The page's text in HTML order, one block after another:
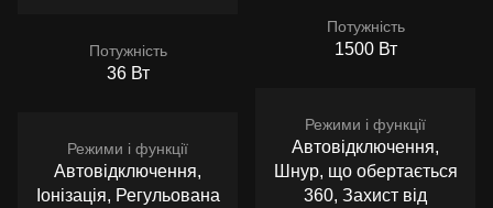
Потужність
36 Вт
Режими і функції
Автовідключення,
Іонізація, Регульована
Потужність
1500 Вт
Режими і функції
Автовідключення,
Шнур, що обертається
360, Захист від